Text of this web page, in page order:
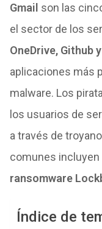
Gmail son las
el sector de los
OneDrive, Github
aplicaciones más
malware. Los
los usuarios de
a través de
comunes incluyen
ransomware
Índice de